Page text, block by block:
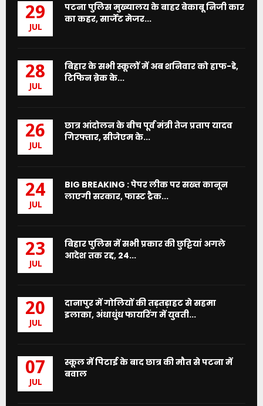
29
JUL
पटना पुलिस मुख्यालय के बाहर बेकाबू निजी कार
का कहर, सार्जेंट मेजर...
28
JUL
बिहार के सभी स्कूलों में अब शनिवार को हाफ-डे,
टिफिन ब्रेक के...
26
JUL
छात्र आंदोलन के बीच पूर्व मंत्री तेज प्रताप यादव
गिरफ्तार, सीजेएम के...
24
JUL
BIG BREAKING : पेपर लीक पर सख्त कानून
लाएगी सरकार, फास्ट ट्रैक...
23
JUL
बिहार पुलिस में सभी प्रकार की छुट्टियां अगले
आदेश तक रद्द, 24...
20
JUL
दानापुर में गोलियों की तड़तड़ाहट से सहमा
इलाका, अंधाधुंध फायरिंग में युवती...
07
JUL
स्कूल में पिटाई के बाद छात्र की मौत से पटना में
बवाल